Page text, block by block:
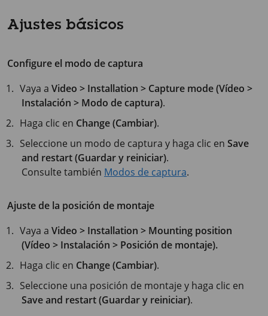
Ajustes básicos
Configure el modo de captura
Vaya aVideo > Installation > Capture mode (Vídeo >
Instalación > Modo de captura).
Haga clic en Change (Cambiar).
Seleccione un modo de captura y haga clic enSave
and restart (Guardar y reiniciar).
Consulte también Modos de captura.
Ajuste de la posición de montaje
Vaya aVideo > Installation > Mounting position
(Vídeo > Instalación > Posición de montaje).
Haga clic en Change (Cambiar).
Seleccione una posición de montaje y haga clic en
Save and restart (Guardar y reiniciar).